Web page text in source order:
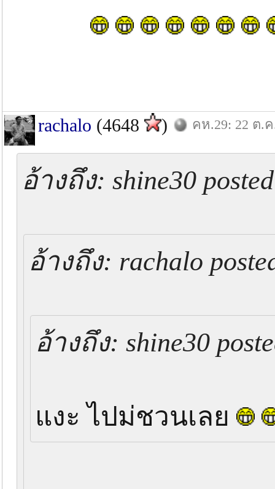
rachalo (4648 ) คห.29: 22 ต.
อ้างถึง: shine30
อ้างถึง: rachalo
อ้างถึง: shine30
แงะ ไปม่ชวนเลย